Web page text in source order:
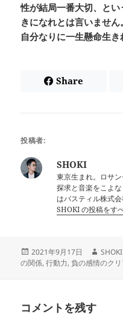
性が結局一番大切、と
きになれとは言いません
自分なりに一生懸命生き
Share
投稿者:
SHOKI
東京生まれ。ロサ
探求と音楽をこよ
はバスティル株式会
SHOKI の投稿をす
投
稿
2021年9月17日
作
成
SHOKI
の関係,行動力, 負の感情のクリ
コメントを残す